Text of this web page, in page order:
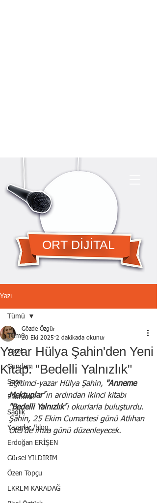
ORT DİJİTAL
Yazı
Tümü
Yerel
Gündem
Spor
Ekonomi
Sağlık
Yazarlar /blog
Erdoğan ERİŞEN
Gürsel YILDIRIM
Özen Topçu
EKREM KARADAĞ
Tümü
Yazar Hülya Şahin'den Yeni
Kitap: "Bedelli Yalnızlık"
Gözde Özgür
20 Eki 2025 2 dakikada okunur
Eğitimci-yazar Hülya Şahin, "Anneme
Mektuplar"ın ardından ikinci kitabı
"Bedelli Yalnızlık"ı okurlarla buluşturdu.
Şahin, 25 Ekim Cumartesi günü Atlıhan
Otel'de imza günü düzenleyecek.